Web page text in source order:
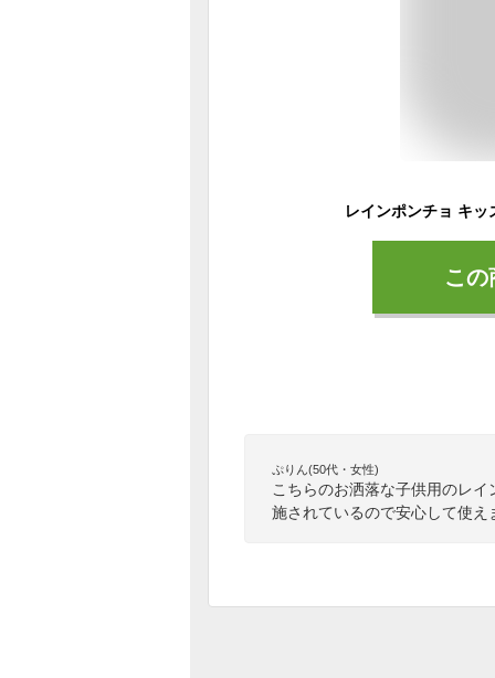
こ
ぷりん(50代・女性)
こちらのお洒落な子供用のレ
施されているので安心して使え